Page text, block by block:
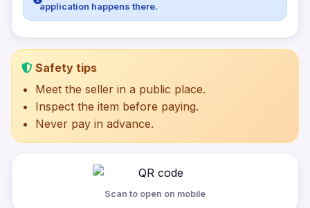
application happens there.
Safety tips
Meet the seller in a public place.
Inspect the item before paying.
Never pay in advance.
Scan to open on mobile